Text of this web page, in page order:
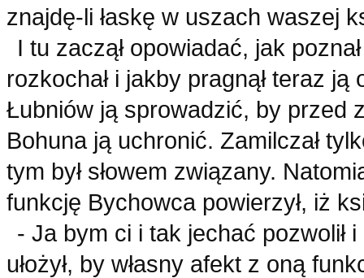
znajdę-li łaskę w uszach waszej
I tu zaczął opowiadać, jak
rozkochał i jakby pragnął teraz
Łubniów ją sprowadzić, by przed
Bohuna ją uchronić. Zamilczał
tym był słowem związany.
funkcję Bychowca powierzył, iż
- Ja bym ci i tak jechać pozwolił
ułożył, by własny afekt z oną